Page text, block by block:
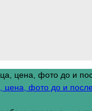
цена, фото до и после